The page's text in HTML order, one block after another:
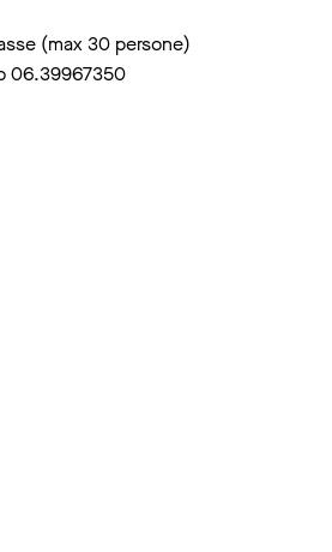
(max 30 persone)
06.39967350